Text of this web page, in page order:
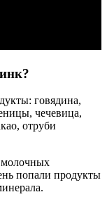
говядина,
чечевица,
отруби
попали продукты